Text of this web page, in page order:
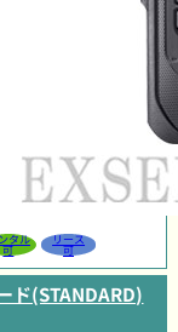
タル
可
リース
可
ド(STANDARD)